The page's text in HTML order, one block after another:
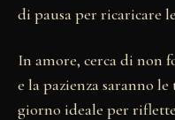
di pausa per ricaricare
In amore, cerca di non
e la pazienza saranno
giorno ideale per